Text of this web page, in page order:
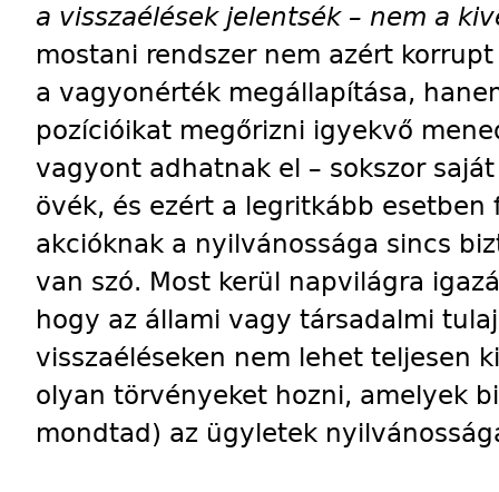
a visszaélések jelentsék – nem a
mostani rendszer nem azért
a vagyonérték megállapítása,
pozícióikat megőrizni igyekvő
vagyont adhatnak el – sokszor
övék, és ezért a legritkább esetben
akcióknak a nyilvánossága sincs
van szó. Most kerül napvilágra
hogy az állami vagy társadalmi
visszaéléseken nem lehet teljesen
olyan törvényeket hozni, amelyek
mondtad) az ügyletek